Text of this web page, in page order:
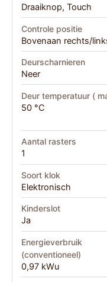
Draaiknop, Touch
Controle positie
Bovenaan rechts/
Deurscharnieren
Neer
Deur temperatuur (
50 °C
Aantal rasters
1
Soort klok
Elektronisch
Kinderslot
Ja
Energieverbruik
(conventioneel)
0,97 kWu